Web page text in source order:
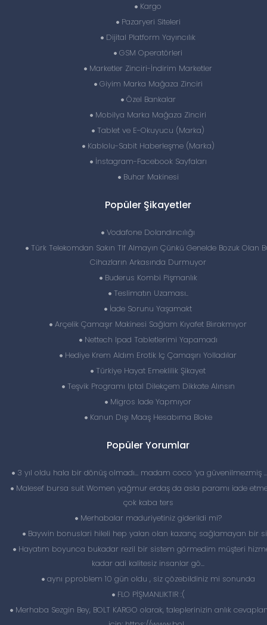
Kargo
Pazaryeri Siteleri
Dijital Platform Yayıncılık
GSM Operatörleri
Marketler Zinciri-İndirim Marketler
Giyim Marka Mağaza Zinciri
Özel Bankalar
Mobilya Marka Mağaza Zinciri
Tablet ve E-Okuyucu (Marka)
Kablolu-Sabit Haberleşme (Marka)
İnstagram-Facebook Sayfaları
Buhar Makinesi
Popüler Şikayetler
Vodafone Dolandırıcılığı
Türk Telekomdan Sakın Tlf Almayın Çünkü Genelde Bozuk Olan
Cihazların Arkasında Durmuyor
Buderus Kombi Pişmanlık
Teslimatın Uzaması..
İade Sorunu Yaşamakt
Arçelik Çamaşır Makinesi Sağlam Kıyafet Biırakmıyor
Nettech Ipad Tabletlerimi Yapamadı
Hediye Krem Aldım Erotik Iç Çamaşırı Yolladılar
Türkiye Hayat Emeklilik Şikayet
Teşvik Programı Iptal Dilekçem Dikkate Alınsın
Migros Iade Yapmıyor
Kanun Dışı Maaş Hesabıma Bloke
Popüler Yorumlar
3 yıl oldu hala bir dönüş olmadı… madam coco ‘ya güvenilmezmiş
Malesef bursa suit Women yağmur erdaş da asla paramı iade
çok kaba ters
Merhabalar maduriyetiniz giderildi mi?
Baywin bonuslari hileli hep yalan olan kazanç sağlamayan bir
Hayatım boyunca bukadar rezil bir sistem görmedim müşteri
kadar adi kalitesiz insanlar gö...
aynı pproblem 10 gün oldu , siz çözebildiniz mi sonunda
FLO PİŞMANLIKTIR :(
Merhaba Sezgin Bey, BOLT KARGO olarak, taleplerinizin anlık